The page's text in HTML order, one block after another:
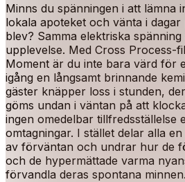
Minns du spänningen i att lämna
lokala apoteket och vänta i
blev? Samma elektriska
upplevelse. Med Cross Process-
Moment är du inte bara värd för
igång en långsamt brinnande
gäster knäpper loss i stunden,
göms undan i väntan på att
ingen omedelbar tillfredsställelse
omtagningar. I stället delar alla
av förväntan och undrar hur de
och de hypermättade varma
förvandla deras spontana minnen.